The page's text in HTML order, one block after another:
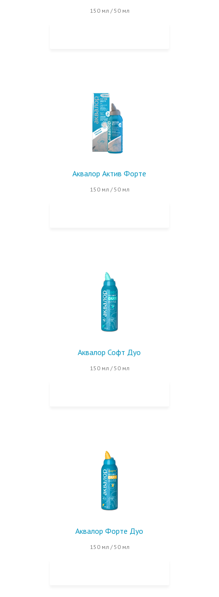
150 мл / 50 мл
Аквалор Актив Форте
150 мл / 50 мл
Аквалор Софт Дуо
150 мл / 50 мл
Аквалор Форте Дуо
150 мл / 50 мл